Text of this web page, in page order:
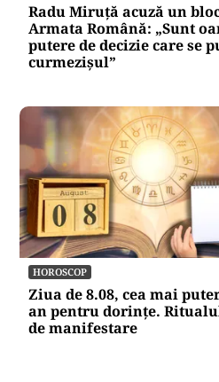
Radu Miruță acuză un
Armata Română: „Sunt
putere de decizie care se
curmezișul”
HOROSCOP
Ziua de 8.08, cea mai
an pentru dorințe.
de manifestare